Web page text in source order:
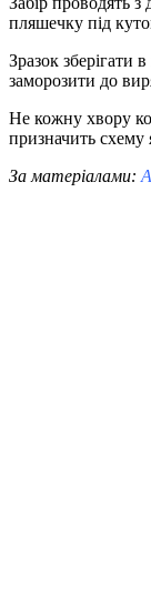
пляшечку під
Зразок зберігати
заморозити до
Не кожну хвору
призначить схему
За матеріалами: